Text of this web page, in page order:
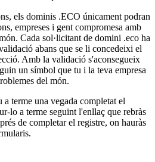
els dominis .ECO únicament podran
empreses i gent compromesa amb
Cada sol·licitant de domini .eco ha
abans que se li concedeixi el
Amb la validació s'aconsegueix
un símbol que tu i la teva empresa
del món.
terme una vegada completat el
lo a terme seguint l'enllaç que rebràs
de completar el registre, on hauràs